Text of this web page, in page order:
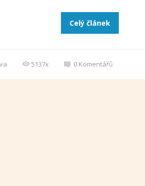
Celý článek
5137x 0 Komentářů